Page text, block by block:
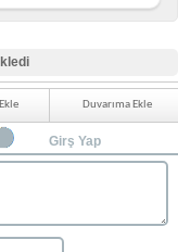
Duvarıma Ekle
Girş Yap